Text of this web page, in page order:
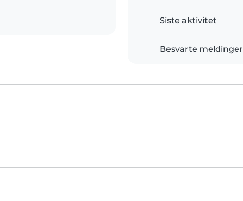
Siste aktivitet
Besvarte meldinger